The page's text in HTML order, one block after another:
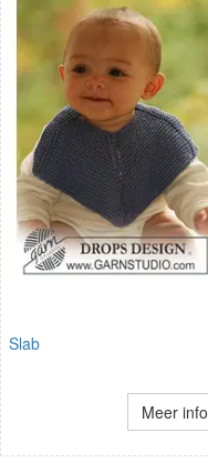
Slab
Meer info